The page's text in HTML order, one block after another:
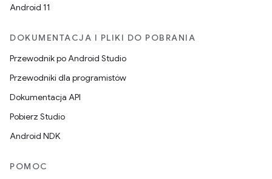
Android 11
DOKUMENTACJA I PLIKI DO POBRANIA
Przewodnik po Android Studio
Przewodniki dla programistów
Dokumentacja API
Pobierz Studio
Android NDK
POMOC